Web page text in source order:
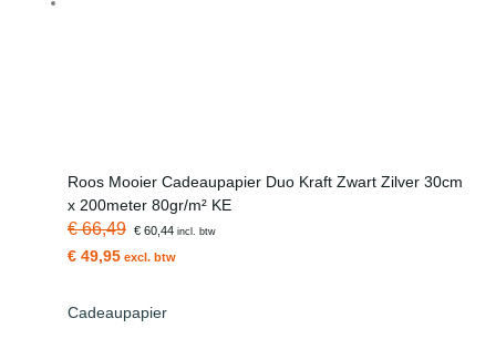
Roos Mooier Cadeaupapier Duo Kraft Zwart Zilver 30cm
x 200meter 80gr/m² KE
€ 66,49 € 60,44incl. btw
€ 49,95 excl. btw
Cadeaupapier